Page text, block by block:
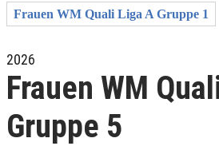
Frauen WM Quali Liga A Gruppe 1
2026
Frauen WM
Gruppe 5